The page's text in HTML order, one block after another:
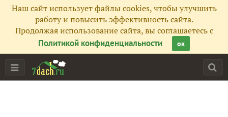
Наш сайт использует файлы cookies, чтобы улучшить
работу и повысить эффективность сайта.
Продолжая использование сайта, вы соглашаетесь с
Политикой конфиденциальности
ок